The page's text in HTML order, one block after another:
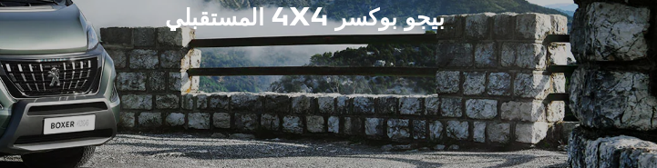
بيجو بوكسر 4X4 المستقبلي